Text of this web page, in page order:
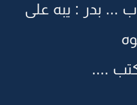
... بدر : يبه على
....